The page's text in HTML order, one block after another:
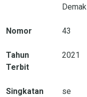
Demak
Nomor 43
Tahun
Terbit
2021
Singkatan
se